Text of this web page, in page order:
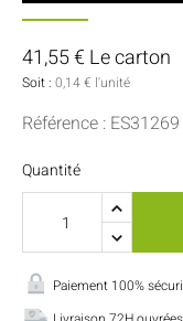
41,55 € Le carton
Soit : 0,14 € l'unité
Référence : ES31269
Quantité
Paiement 100%